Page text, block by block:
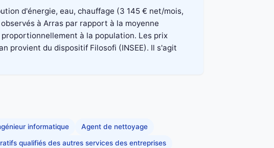
d'énergie, eau, chauffage (3 145 € net/mois,
à Arras par rapport à la moyenne
à la population. Les prix
provient du dispositif Filosofi (INSEE). Il s'agit
informatique Agent de nettoyage
qualifiés des autres services des entreprises